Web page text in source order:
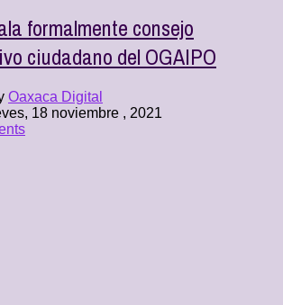
formalmente consejo
ciudadano del OGAIPO
Oaxaca Digital
18 noviembre , 2021